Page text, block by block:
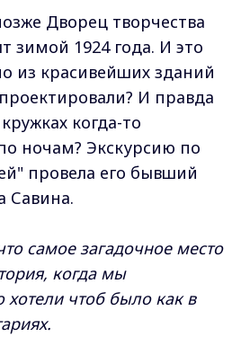
Дворец творчества
зимой 1924 года. И это
из красивейших зданий
И правда
когда-то
ночам? Экскурсию по
провела его бывший
Савина.
самое загадочное место
когда мы
хотели чтоб было как в